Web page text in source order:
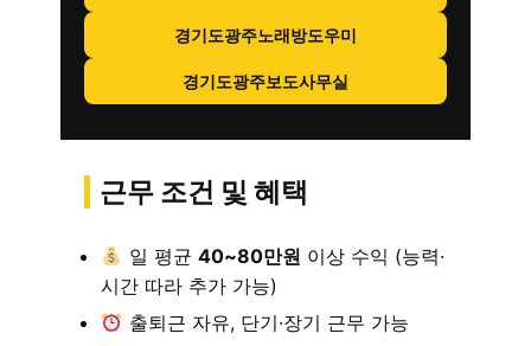
경기도광주노래방도우미
경기도광주보도사무실
근무 조건 및 혜택
일 평균 40~80만원 이상 수익 (능력·
시간 따라 추가 가능)
출퇴근 자유, 단기·장기 근무 가능